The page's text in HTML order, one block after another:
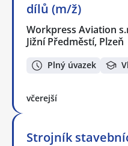
dílů (m/ž)
Workpress Aviation
Jižní Předměstí, Plzeň
Plný úvazek
včerejší
Strojník